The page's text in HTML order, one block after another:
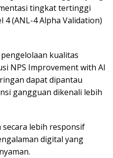
tingkat tertinggi
(ANL-4 Alpha Validation)
kualitas
NPS Improvement with AI
dapat dipantau
gangguan dikenali lebih
secara lebih responsif
digital yang